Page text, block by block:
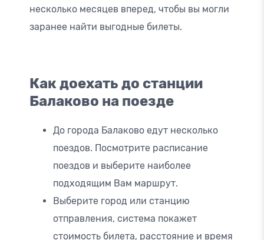
несколько месяцев вперед, чтобы вы могли
заранее найти выгодные билеты.
Как доехать до станции
Балаково на поезде
До города Балаково едут несколько
поездов. Посмотрите расписание
поездов и выберите наиболее
подходящим Вам маршрут.
Выберите город или станцию
отправления, система покажет
стоимость билета, расстояние и время